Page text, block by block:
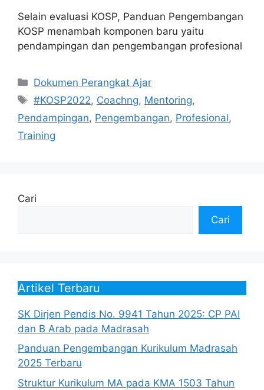
Selain evaluasi KOSP, Panduan Pengembangan
KOSP menambah komponen baru yaitu
pendampingan dan pengembangan profesional
Kategori
Dokumen Perangkat Ajar
Tag
#KOSP2022, Coachng, Mentoring,
Pendampingan, Pengembangan, Profesional,
Training
Cari
Cari
Artikel Terbaru
SK Dirjen Pendis No. 9941 Tahun 2025: CP PAI
dan B Arab pada Madrasah
Panduan Pengembangan Kurikulum Madrasah
2025 Terbaru
Struktur Kurikulum MA pada KMA 1503 Tahun